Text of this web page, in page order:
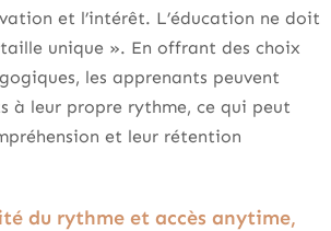
et l’intérêt. L’éducation ne doit
unique ». En offrant des choix
les apprenants peuvent
à leur propre rythme, ce qui peut
et leur rétention
du rythme et accès anytime,